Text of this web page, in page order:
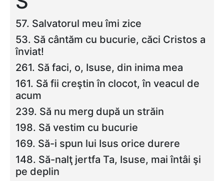
57. Salvatorul meu îmi zice
53. Să cântăm cu bucurie, căci Cristos a
înviat!
261. Să faci, o, Isuse, din inima mea
161. Să fii creştin în clocot, în veacul de
acum
239. Să nu merg după un străin
198. Să vestim cu bucurie
169. Să-i spun lui Isus orice durere
148. Să-nalţ jertfa Ta, Isuse, mai întâi şi
pe deplin